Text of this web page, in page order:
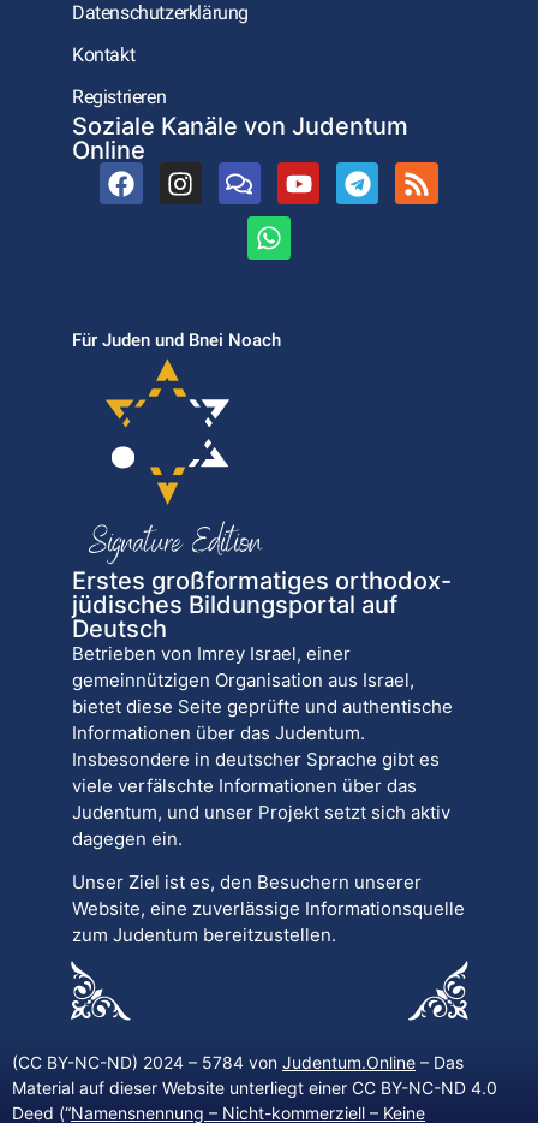
Datenschutzerklärung
Kontakt
Registrieren
Soziale Kanäle von Judentum
Online
Für Juden und Bnei Noach
Erstes großformatiges orthodox-
jüdisches Bildungsportal auf
Deutsch
Betrieben von Imrey Israel, einer
gemeinnützigen Organisation aus Israel,
bietet diese Seite geprüfte und authentische
Informationen über das Judentum.
Insbesondere in deutscher Sprache gibt es
viele verfälschte Informationen über das
Judentum, und unser Projekt setzt sich aktiv
dagegen ein.
Unser Ziel ist es, den Besuchern unserer
Website, eine zuverlässige Informationsquelle
zum Judentum bereitzustellen.
(CC BY-NC-ND) 2024 – 5784 von Judentum.Online – Das
Material auf dieser Website unterliegt einer CC BY-NC-ND 4.0
Deed (“Namensnennung – Nicht-kommerziell – Keine